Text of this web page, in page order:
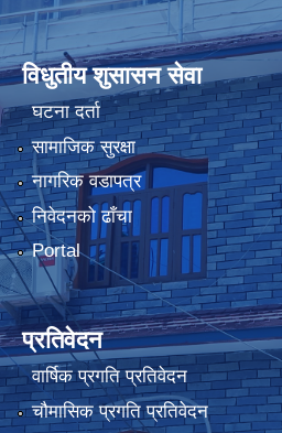
विधुतीय शुसासन सेवा
घटना दर्ता
सामाजिक सुरक्षा
नागरिक वडापत्र
निवेदनको ढाँचा
Portal
प्रतिवेदन
वार्षिक प्रगति प्रतिवेदन
चौमासिक प्रगति प्रतिवेदन